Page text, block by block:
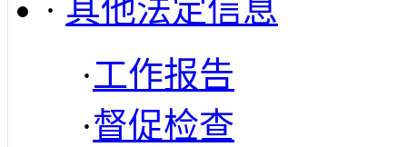
· 其他法定信息
·工作报告
·督促检查